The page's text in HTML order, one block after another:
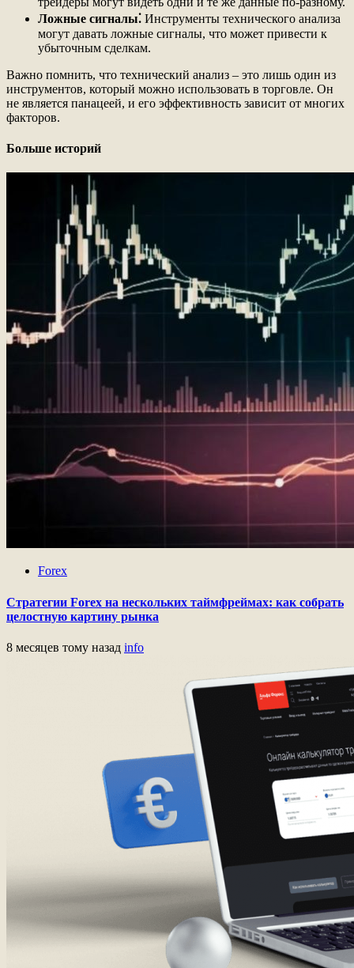
Ложные сигналы⁚ Инструменты технического анализа
могут давать ложные сигналы, что может привести к
убыточным сделкам.
Важно помнить, что технический анализ – это лишь один из
инструментов, который можно использовать в торговле. Он
не является панацеей, и его эффективность зависит от многих
факторов.
Больше историй
Forex
Стратегии Forex на нескольких таймфреймах: как собрать
целостную картину рынка
8 месяцев тому назад info